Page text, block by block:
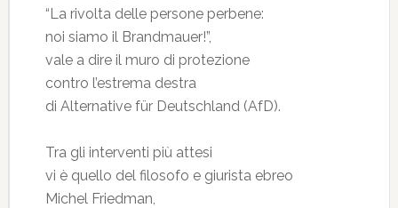
“La rivolta delle persone perbene:
noi siamo il Brandmauer!”,
vale a dire il muro di protezione
contro l’estrema destra
di Alternative für Deutschland (AfD).
Tra gli interventi più attesi
vi è quello del filosofo e giurista ebreo
Michel Friedman,